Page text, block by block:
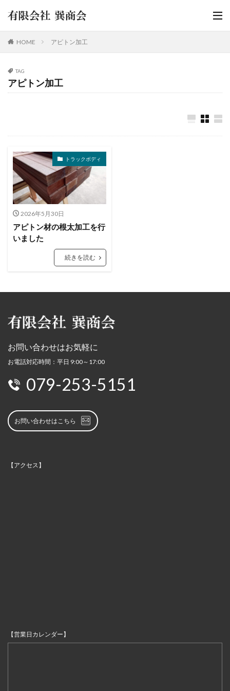
HOME アピトン加工
TAG
アピトン加工
トラックボディ
2026年5月30日
アピトン材の根太加工を行
いました
続きを読む
お問い合わせはお気軽に
お電話対応時間：平日 9:00～17:00
079-253-5151
お問い合わせはこちら
【アクセス】
【営業日カレンダー】